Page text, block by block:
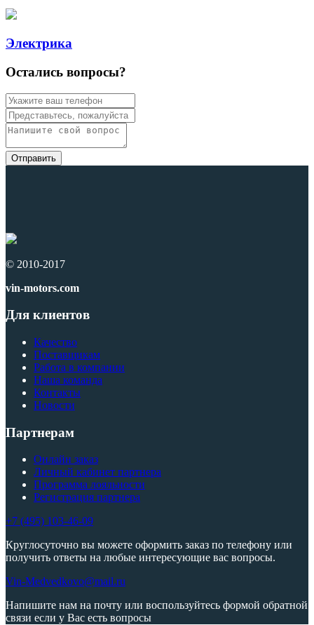
Электрика
Остались вопросы?
© 2010-2017
vin-motors.com
Для клиентов
Качество
Поставщикам
Работа в компании
Наша команда
Контакты
Новости
Партнерам
Онлайн заказ
Личный кабинет партнера
Программа лояльности
Регистрация партнера
+7 (495) 103-46-09
Круглосуточно вы можете оформить заказ по телефону или
получить ответы на любые интересующие вас вопросы.
Vin-Medvedkovo@mail.ru
Напишите нам на почту или воспользуйтесь формой обратной
связи если у Вас есть вопросы